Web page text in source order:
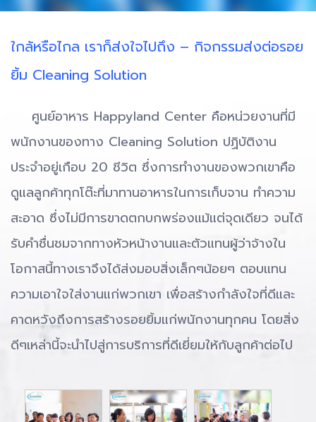
ใกล้หรือไกล เราก็ส่งใจไปถึง – กิจกรรมส่งต่อรอย
ยิ้ม Cleaning Solution
ศูนย์อาหาร Happyland Center คือหน่วยงานที่มี
พนักงานของทาง Cleaning Solution ปฏิบัติงาน
ประจำอยู่เกือบ 20 ชีวิต ซึ่งการทำงานของพวกเขาคือ
ดูแลลูกค้าทุกโต๊ะที่มาทานอาหารในการเก็บจาน ทำความ
สะอาด ซึ่งไม่มีการขาดตกบกพร่องแม้แต่จุดเดียว จนได้
รับคำชื่นชมจากทางหัวหน้างานและตัวแทนผู้ว่าจ้างใน
โอกาสนี้ทางเราจึงได้ส่งมอบสิ่งเล็กๆน้อยๆ ตอบแทน
ความเอาใจใส่งานแก่พวกเขา เพื่อสร้างกำลังใจที่ดีและ
คาดหวังถึงการสร้างรอยยิ้มแก่พนักงานทุกคน โดยสิ่ง
ดีๆเหล่านี้จะนำไปสู่การบริการที่ดีเยี่ยมให้กับลูกค้าต่อไป